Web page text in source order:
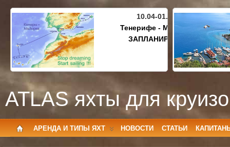
10.04-01.05.2027
Тенерифе - Майорка
ЗАПЛАНИРОВАНО
ATLAS яхты для
АРЕНДА И ТИПЫ ЯХТ НОВОСТИ СТАТЬИ